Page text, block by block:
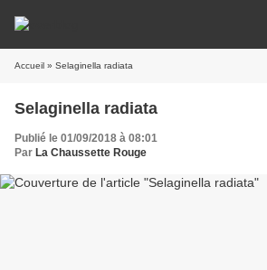
Accueil » Selaginella radiata
Selaginella radiata
Publié le 01/09/2018 à 08:01
Par La Chaussette Rouge